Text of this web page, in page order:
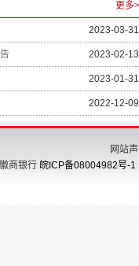
更多
2023-03-31
2023-02-13
2023-01-31
2022-12-09
网站
商银行 皖ICP备08004982号-1